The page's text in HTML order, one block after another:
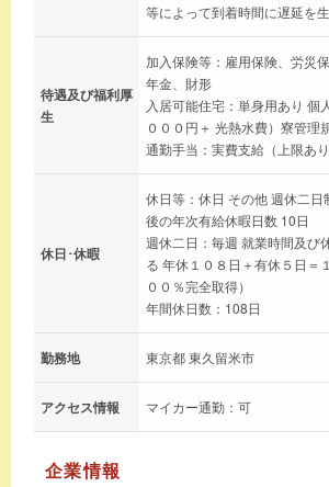
等によって到着時間に遅延を生
待遇及び福利厚
生
加入保険等：雇用保険、労災
年金、財形
入居可能住宅：単身用あり 個
０００円＋ 光熱水費）寮管理
通勤手当：実費支給（上限あ
休日･休暇
休日等：休日 その他 週休二日
後の年次有給休暇日数 10日
週休二日：毎週 就業時間及び
る 年休１０８日＋有休５日＝
００％完全取得）
年間休日数：108日
勤務地 東京都 東久留米市
アクセス情報 マイカー通勤：可
企業情報